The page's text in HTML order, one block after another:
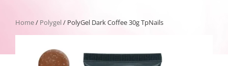
Home/ Polygel/ PolyGel Dark Coffee 30g TpNails